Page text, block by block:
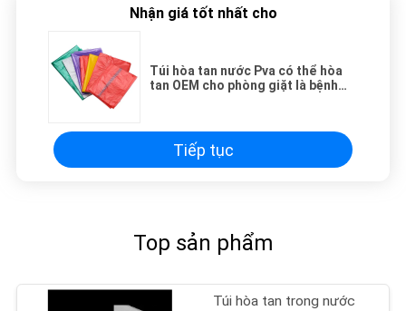
Nhận giá tốt nhất cho
Túi hòa tan nước Pva có thể hòa
tan OEM cho phòng giặt là bệnh
Tiếp tục
Top sản phẩm
Túi hòa tan trong nước